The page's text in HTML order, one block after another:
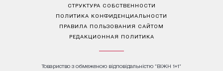
СТРУКТУРА СОБСТВЕННОСТИ
ПОЛИТИКА КОНФИДЕНЦИАЛЬНОСТИ
ПРАВИЛА ПОЛЬЗОВАНИЯ САЙТОМ
РЕДАКЦИОННАЯ ПОЛИТИКА
Товариство з обмеженою відповідальністю "ВІЖН 1+1"